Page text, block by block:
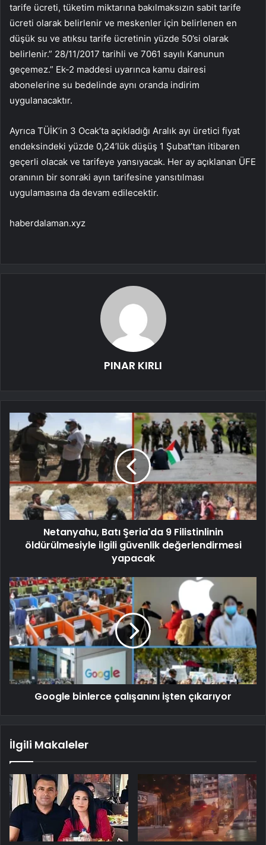
tarife ücreti, tüketim miktarına bakılmaksızın sabit tarife
ücreti olarak belirlenir ve meskenler için belirlenen en
düşük su ve atıksu tarife ücretinin yüzde 50’si olarak
belirlenir.” 28/11/2017 tarihli ve 7061 sayılı Kanunun
geçemez.” Ek-2 maddesi uyarınca kamu dairesi
abonelerine su bedelinde aynı oranda indirim
uygulanacaktır.
Ayrıca TÜİK’in 3 Ocak’ta açıkladığı Aralık ayı üretici fiyat
endeksindeki yüzde 0,24’lük düşüş 1 Şubat’tan itibaren
geçerli olacak ve tarifeye yansıyacak. Her ay açıklanan ÜFE
oranının bir sonraki ayın tarifesine yansıtılması
uygulamasına da devam edilecektir.
haberdalaman.xyz
PINAR KIRLI
Netanyahu, Batı Şeria'da 9 Filistinlinin
öldürülmesiyle ilgili güvenlik değerlendirmesi
yapacak
Google binlerce çalışanını işten çıkarıyor
İlgili Makaleler